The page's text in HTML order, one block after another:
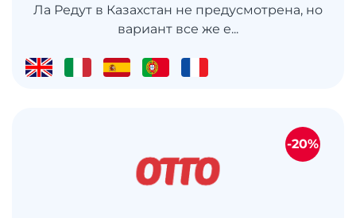
Ла Редут в Казахстан не предусмотрена, но
вариант все же е...
-20%